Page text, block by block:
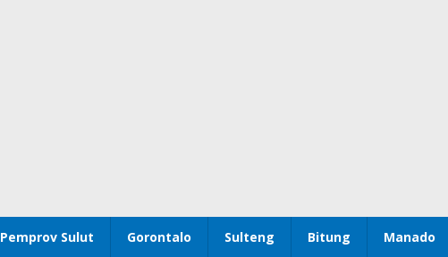
Pemprov Sulut Gorontalo Sulteng Bitung Manado